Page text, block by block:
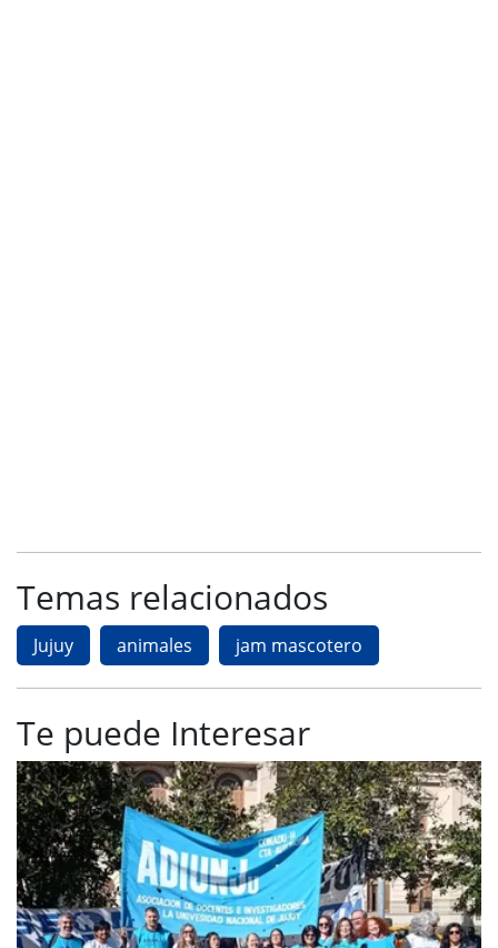
Temas relacionados
Jujuy animales jam mascotero
Te puede Interesar